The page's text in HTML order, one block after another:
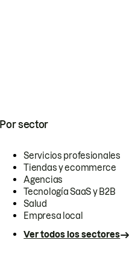
Por sector
Servicios profesionales
Tiendas y ecommerce
Agencias
Tecnología SaaS y B2B
Salud
Empresa local
Ver todos los sectores